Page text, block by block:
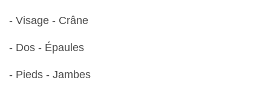
- Visage - Crâne
- Dos - Épaules
- Pieds - Jambes